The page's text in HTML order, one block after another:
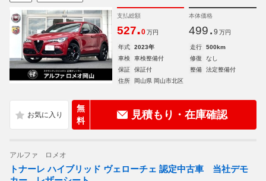
支払総額
527.0 万円
本体価格
499. 9 万円
年式 2023年 走行
500km
車検
車検整備付 修復
なし
保証
保証付 整備
法定整備付
住所
岡山県 岡山市北区
無
料
見積もり・在庫確認
アルファ ロメオ
トナーレ ハイブリッド ヴェローチェ 認定中古車 当社デモ